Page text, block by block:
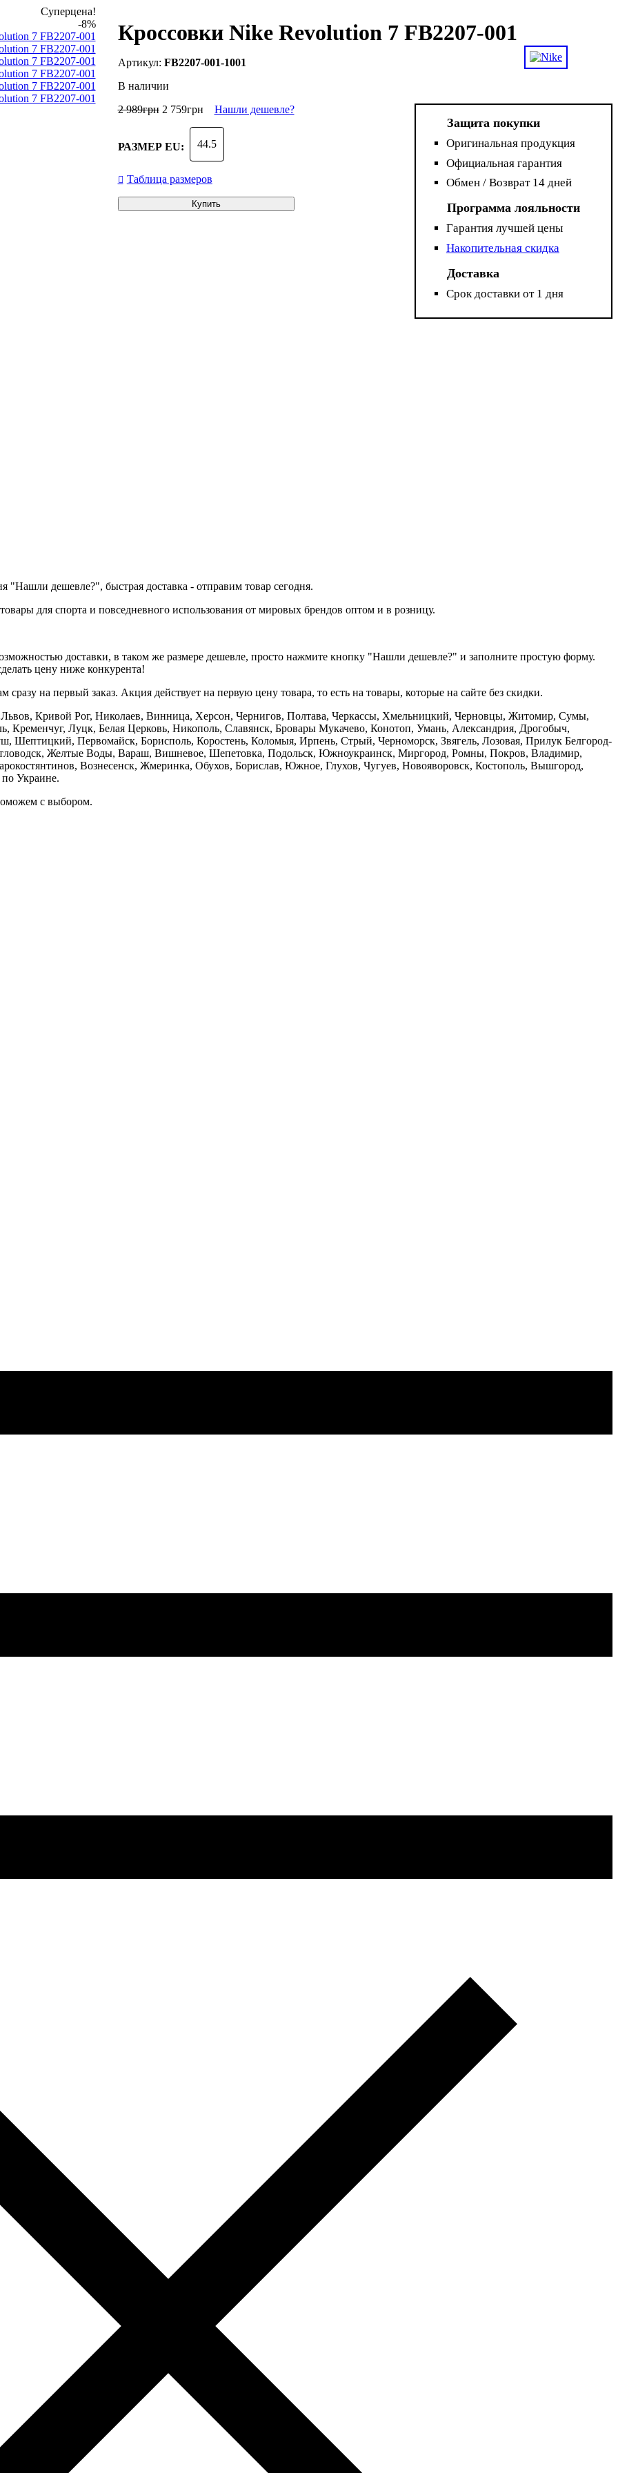
Суперцена!
-8%
Кроссовки Nike Revolution 7 FB2207-001
FB2207-001-1001
В наличии
2 989грн 2 759грн Нашли дешевле?
РАЗМЕР EU: 44.5
Таблица размеров
Купить
Защита покупки
Оригинальная продукция
Официальная гарантия
Обмен / Возврат 14 дней
Программа лояльности
Гарантия лучшей цены
Накопительная скидка
Доставка
Срок доставки от 1 дня
"Нашли дешевле?", быстрая доставка - отправим товар сегодня.
для спорта и повседневного использования от мировых брендов оптом и в розницу.
доставки, в таком же размере дешевле, просто нажмите кнопку "Нашли дешевле?" и заполните простую форму.
цену ниже конкурента!
на первый заказ. Акция действует на первую цену товара, то есть на товары, которые на сайте без скидки.
Львов, Кривой Рог, Николаев, Винница, Херсон, Чернигов, Полтава, Черкассы, Хмельницкий, Черновцы, Житомир, Сумы,
Кременчуг, Луцк, Белая Церковь, Никополь, Славянск, Бровары Мукачево, Конотоп, Умань, Александрия, Дрогобыч,
Первомайск, Борисполь, Коростень, Коломыя, Ирпень, Стрый, Черноморск, Звягель, Лозовая, Прилук Белгород-
Желтые Воды, Вараш, Вишневое, Шепетовка, Подольск, Южноукраинск, Миргород, Ромны, Покров, Владимир,
Вознесенск, Жмеринка, Обухов, Борислав, Южное, Глухов, Чугуев, Новояворовск, Костополь, Вышгород,
Украине.
с выбором.